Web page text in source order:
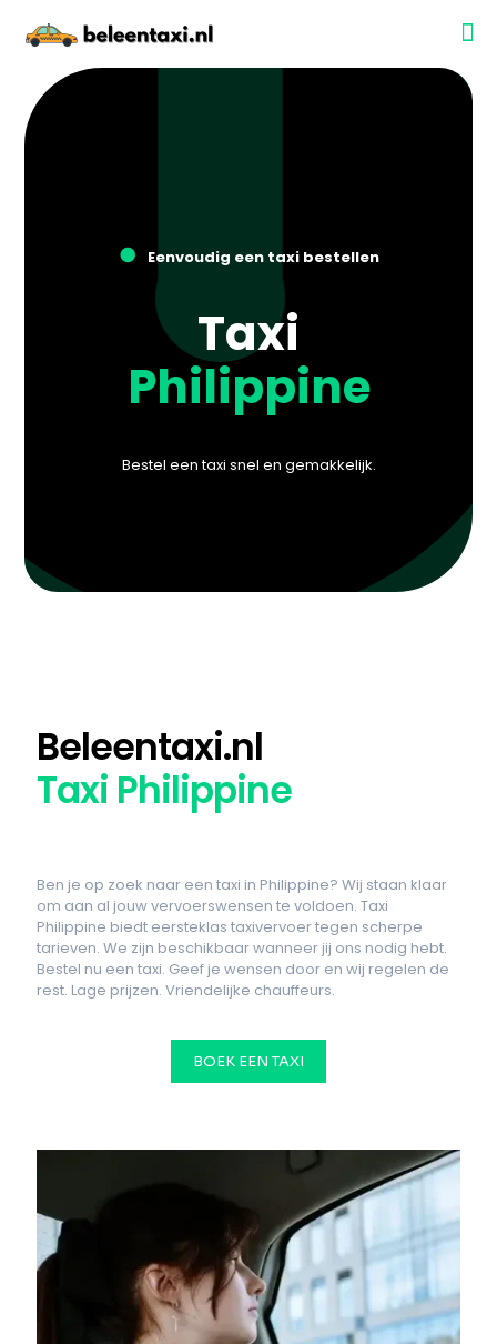
● Eenvoudig een taxi bestellen
Taxi
Philippine
Bestel een taxi snel en gemakkelijk.
Beleentaxi.nl
Taxi Philippine
Ben je op zoek naar een taxi in Philippine? Wij staan klaar
om aan al jouw vervoerswensen te voldoen. Taxi
Philippine biedt eersteklas taxivervoer tegen scherpe
tarieven. We zijn beschikbaar wanneer jij ons nodig hebt.
Bestel nu een taxi. Geef je wensen door en wij regelen de
rest. Lage prijzen. Vriendelijke chauffeurs.
BOEK EEN TAXI